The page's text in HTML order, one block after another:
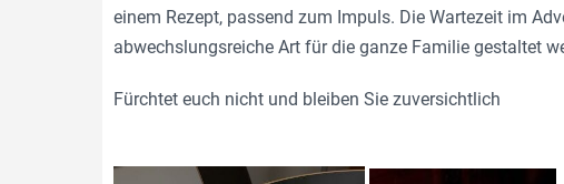
einem Rezept, passend zum Impuls. Die Wartezeit im
abwechslungsreiche Art für die ganze Familie gestaltet
Fürchtet euch nicht und bleiben Sie zuversichtlich